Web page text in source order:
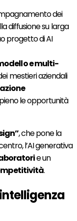
dei
diffusione su larga
progetto di AI
e multi-
mestieri aziendali
le opportunità
, che pone la
l’AI generativa
e un
.